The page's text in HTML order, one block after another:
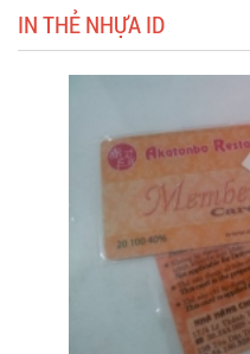
IN THẺ NHỰA ID